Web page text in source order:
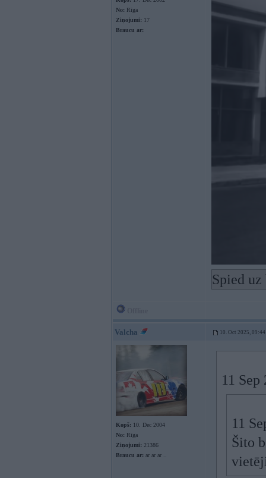
No: Rīga
Ziņojumi: 17
Braucu ar:
Spied
Valcha 10. Oct 2025, 09:44
Kopš: 10. Dec 2004
No: Rīga
Ziņojumi: 21386
Braucu ar: ar ar ar ..
11
11
Šito